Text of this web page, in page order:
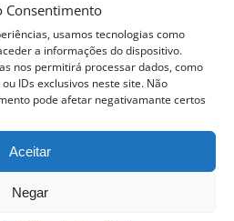
Consentimento
usamos tecnologias como
a informações do dispositivo.
nos permitirá processar dados, como
IDs exclusivos neste site. Não
pode afetar negativamante certos
Aceitar
Negar